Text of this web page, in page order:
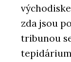
zda jsou
tribunou